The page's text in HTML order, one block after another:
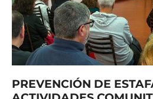
PREVENCIÓN DE